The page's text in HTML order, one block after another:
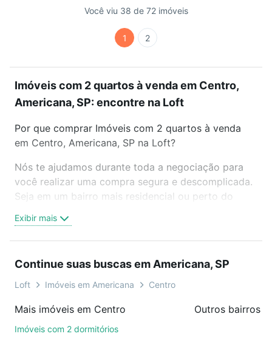
Você viu 38 de 72 imóveis
1 2
Imóveis com 2 quartos à venda em Centro,
Americana, SP: encontre na Loft
Por que comprar Imóveis com 2 quartos à venda
em Centro, Americana, SP na Loft?
Nós te ajudamos durante toda a negociação para
você realizar uma compra segura e descomplicada.
Seja em um bairro mais residencial ou perto do
oferta ideal de Imóveis com 2 quartos à venda em
Centro, Americana, SP para conquistar seu sonho.
é grátis, sem compromisso e você ainda conta com
mais de 46 mil corretores e imobiliárias te ajudando
Como escolher um imóvel?
Exibir mais
Continue suas buscas em Americana, SP
Loft Imóveis em Americana Centro
Mais imóveis em Centro
Imóveis com 2 dormitórios
Outros bairros